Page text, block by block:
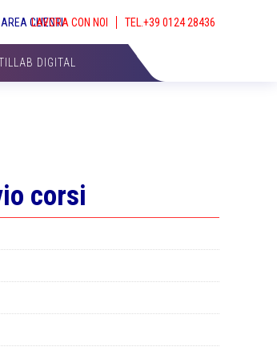
AREA CLIENTILAVORA CON NOI
DIGITAL
corsi